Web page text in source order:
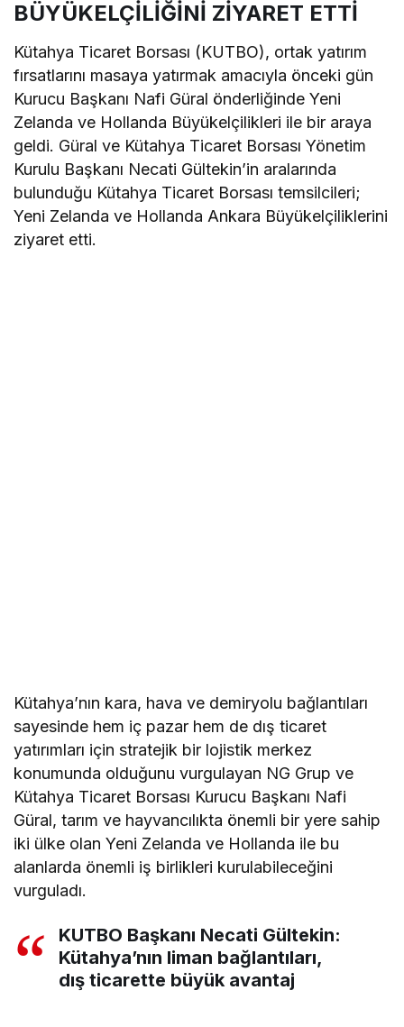
BÜYÜKELÇİLİĞİNİ ZİYARET ETTİ
Kütahya Ticaret Borsası (KUTBO), ortak yatırım
fırsatlarını masaya yatırmak amacıyla önceki gün
Kurucu Başkanı Nafi Güral önderliğinde Yeni
Zelanda ve Hollanda Büyükelçilikleri ile bir araya
geldi. Güral ve Kütahya Ticaret Borsası Yönetim
Kurulu Başkanı Necati Gültekin’in aralarında
bulunduğu Kütahya Ticaret Borsası temsilcileri;
Yeni Zelanda ve Hollanda Ankara Büyükelçiliklerini
ziyaret etti.
Kütahya’nın kara, hava ve demiryolu bağlantıları
sayesinde hem iç pazar hem de dış ticaret
yatırımları için stratejik bir lojistik merkez
konumunda olduğunu vurgulayan NG Grup ve
Kütahya Ticaret Borsası Kurucu Başkanı Nafi
Güral, tarım ve hayvancılıkta önemli bir yere sahip
iki ülke olan Yeni Zelanda ve Hollanda ile bu
alanlarda önemli iş birlikleri kurulabileceğini
vurguladı.
KUTBO Başkanı Necati Gültekin:
Kütahya’nın liman bağlantıları,
dış ticarette büyük avantaj